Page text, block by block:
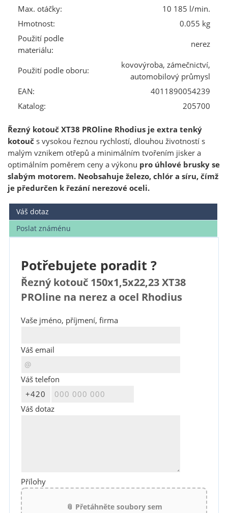
Max. otáčky:
10 185 l/min.
Hmotnost:
0.055 kg
Použití podle
materiálu:
nerez
Použití podle oboru:
kovovýroba, zámečnictví,
automobilový průmysl
EAN:
4011890054239
Katalog:
205700
Řezný kotouč XT38 PROline Rhodius je extra tenký
kotoučs vysokou řeznou rychlostí, dlouhou životností s
malým vznikem otřepů a minimálním tvořením jisker a
optimálním poměrem ceny a výkonu pro úhlové brusky se
slabým motorem. Neobsahuje železo, chlór a síru, čímž
je předurčen k řezání nerezové oceli.
Váš dotaz
Poslat známénu
Potřebujete poradit ?
Řezný kotouč 150x1,5x22,23 XT38
PROline na nerez a ocel Rhodius
Vaše jméno, příjmení, firma
Váš email
Váš telefon
Váš dotaz
Přílohy
📎 Přetáhněte soubory sem